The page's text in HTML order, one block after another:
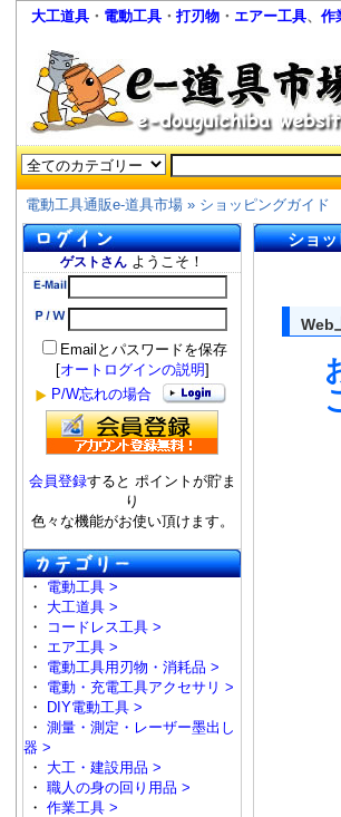
大工道具 ・ 電動工具 ・ 打刃物 ・ エアー工具、 作
電動工具通販e-道具市場 » ショッピングガイド
ゲストさん ようこそ！
Emailとパスワードを保存
[オートログインの説明]
P/W忘れの場合
会員登録すると ポイントが貯ま
り
色々な機能がお使い頂けます。
・ 電動工具 >
・ 大工道具 >
・
コードレス工具 >
・ エア工具 >
・ 電動工具用刃物・消耗品 >
・ 電動・充電工具アクセサリ >
・
DIY電動工具 >
・ 測量・測定・レーザー墨出し
器 >
・ 大工・建設用品 >
・ 職人の身の回り用品 >
・ 作業工具 >
ショ
Web